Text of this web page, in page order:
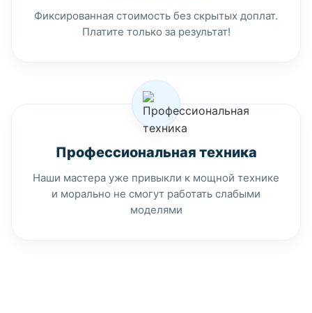
Фиксированная стоимость без скрытых доплат.
Платите только за результат!
Профессиональная техника
Наши мастера уже привыкли к мощной технике
и морально не смогут работать слабыми
моделями